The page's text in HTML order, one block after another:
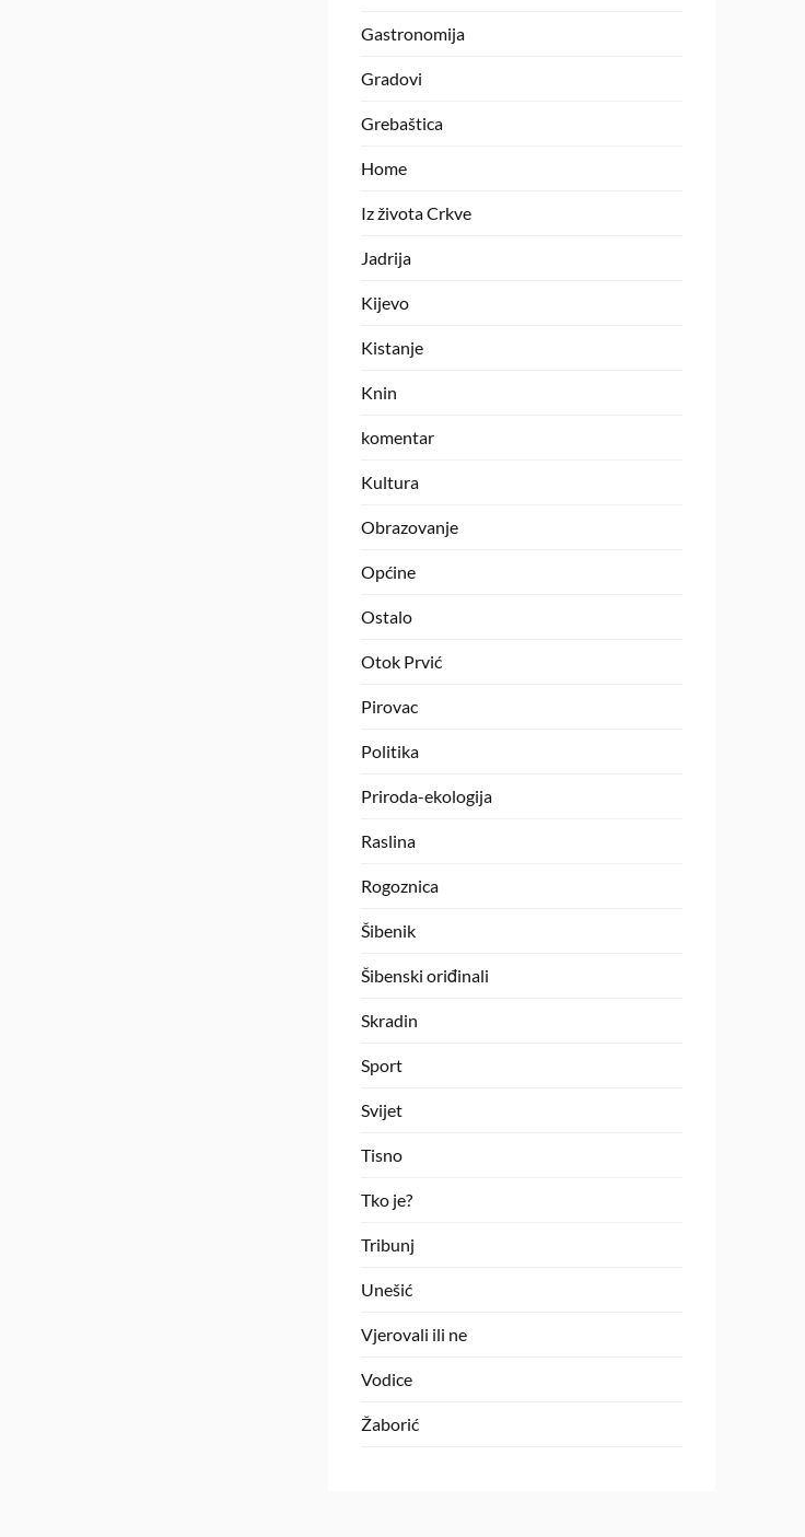
Gastronomija
Gradovi
Grebaštica
Home
Iz života Crkve
Jadrija
Kijevo
Kistanje
Knin
komentar
Kultura
Obrazovanje
Općine
Ostalo
Otok Prvić
Pirovac
Politika
Priroda-ekologija
Raslina
Rogoznica
Šibenik
Šibenski oriđinali
Skradin
Sport
Svijet
Tisno
Tko je?
Tribunj
Unešić
Vjerovali ili ne
Vodice
Žaborić